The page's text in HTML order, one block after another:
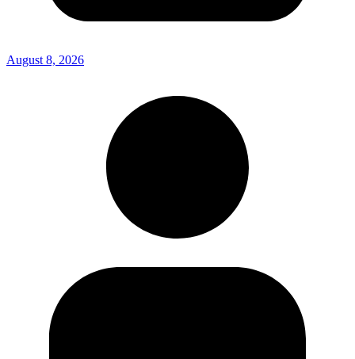
August 8, 2026